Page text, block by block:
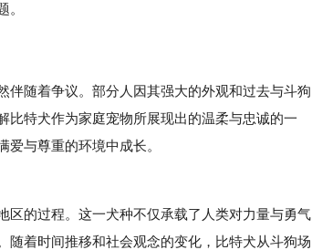
。
随着争议。部分人因其强大的外观和过去与斗狗
比特犬作为家庭宠物所展现出的温柔与忠诚的一
与尊重的环境中成长。
的过程。这一犬种不仅承载了人类对力量与勇气
随着时间推移和社会观念的变化，比特犬从斗狗场